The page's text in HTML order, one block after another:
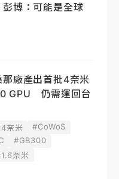
博：可能是全球
那廠產出首批4奈米
GPU 仍需運回台
奈米
#CoWoS
#GB300
奈米